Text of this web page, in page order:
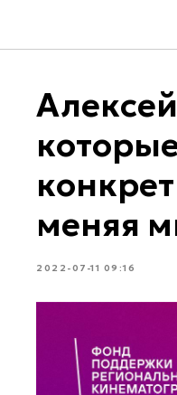
меняя
2022-07-11 09:16